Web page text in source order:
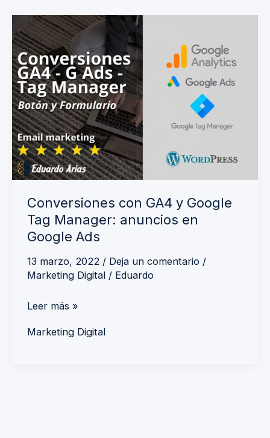
Conversiones con GA4 y Google
Tag Manager: anuncios en
Google Ads
13 marzo, 2022 / Deja un comentario /
Marketing Digital/ Eduardo
Conversiones
con
GA4
y
Google
Tag
Manager:
anuncios
en
Ads
Leer más »
Marketing Digital